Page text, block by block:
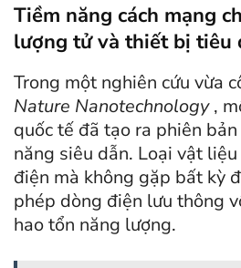
Tiềm năng cách mạng
lượng tử và thiết bị tiêu
Trong một nghiên cứu vừa
Nature Nanotechnology,
quốc tế đã tạo ra phiên
năng siêu dẫn. Loại vật
điện mà không gặp bất kỳ
phép dòng điện lưu thông
hao tổn năng lượng.